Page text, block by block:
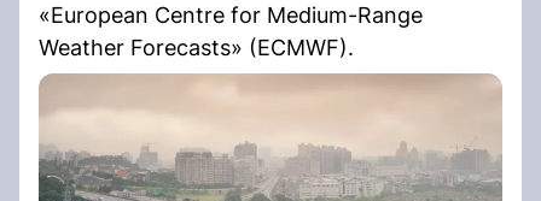
«European Centre for Medium-Range
Weather Forecasts» (ECMWF).